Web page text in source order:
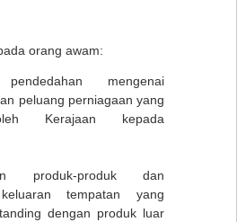
orang awam:
pendedahan mengenai
peluang perniagaan yang
Kerajaan kepada
produk-produk dan
tempatan yang
dengan produk luar